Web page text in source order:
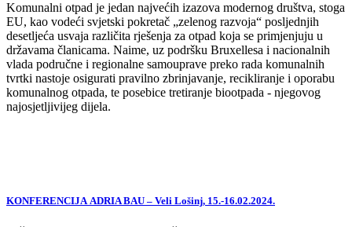
Komunalni otpad je jedan najvećih izazova modernog društva, stoga
EU, kao vodeći svjetski pokretač „zelenog razvoja“ posljednjih
desetljeća usvaja različita rješenja za otpad koja se primjenjuju u
državama članicama. Naime, uz podršku Bruxellesa i nacionalnih
vlada područne i regionalne samouprave preko rada komunalnih
tvrtki nastoje osigurati pravilno zbrinjavanje, recikliranje i oporabu
komunalnog otpada, te posebice tretiranje biootpada - njegovog
najosjetljivijeg dijela.
KONFERENCIJA ADRIA BAU – Veli Lošinj, 15.-16.02.2024.